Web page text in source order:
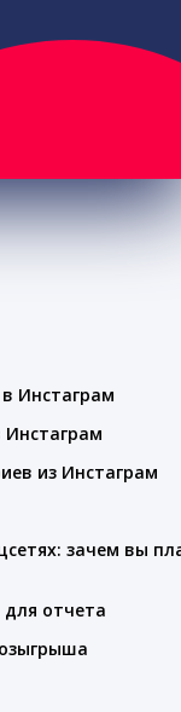
Инстаграм
Инстаграм
из Инстаграм
зачем вы
отчета